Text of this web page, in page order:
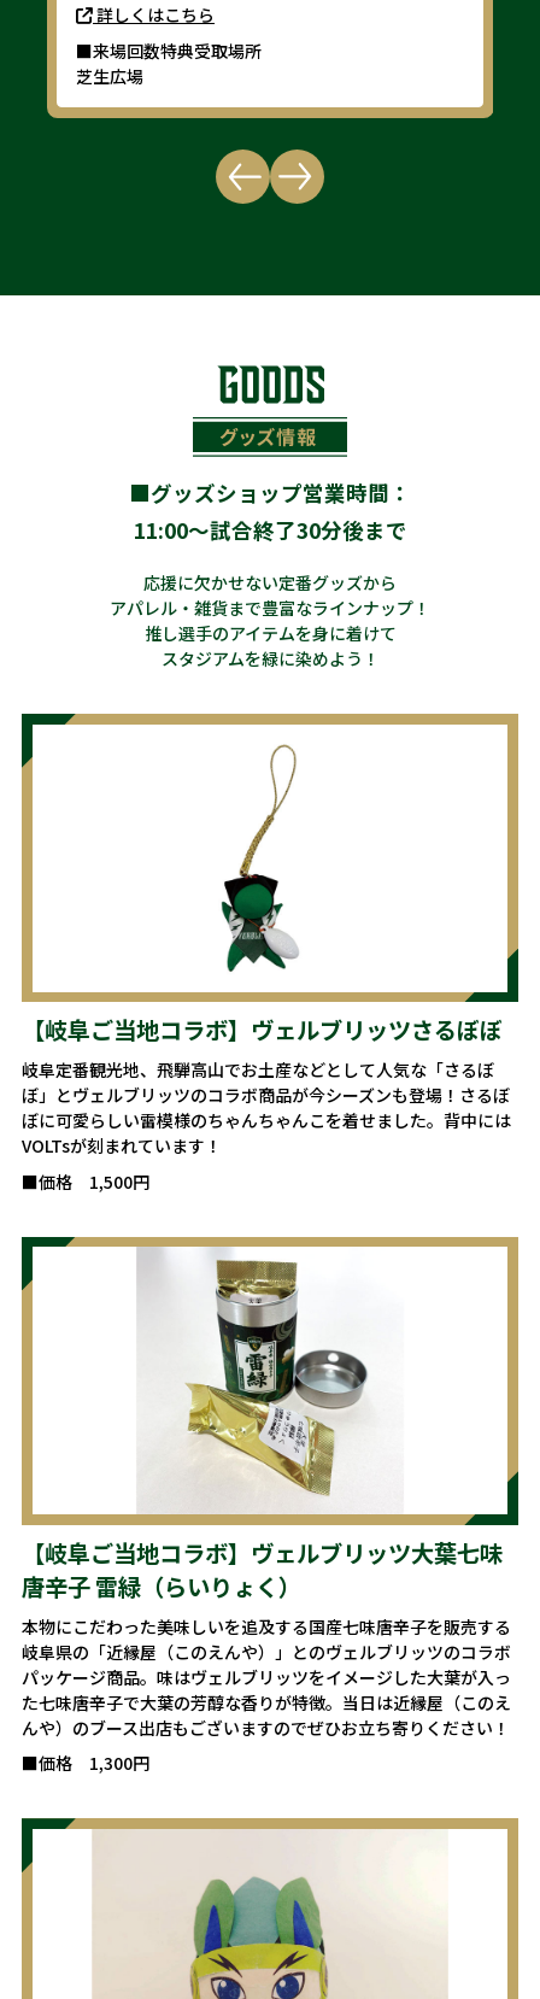
詳しくはこちら
■来場回数特典受取場所
芝生広場
■グッズショップ営業時間：
11:00～試合終了30分後まで
応援に欠かせない定番グッズから
アパレル・雑貨まで豊富なラインナップ！
推し選手のアイテムを身に着けて
スタジアムを緑に染めよう！
【岐阜ご当地コラボ】ヴェルブリッツさるぼぼ
岐阜定番観光地、飛騨高山でお土産などとして人気な「さるぼ
ぼ」とヴェルブリッツのコラボ商品が今シーズンも登場！さるぼ
ぼに可愛らしい雷模様のちゃんちゃんこを着せました。背中には
VOLTsが刻まれています！
■価格 1,500円
【岐阜ご当地コラボ】ヴェルブリッツ大葉七味
唐辛子 雷緑（らいりょく）
本物にこだわった美味しいを追及する国産七味唐辛子を販売する
岐阜県の「近縁屋（このえんや）」とのヴェルブリッツのコラボ
パッケージ商品。味はヴェルブリッツをイメージした大葉が入っ
た七味唐辛子で大葉の芳醇な香りが特徴。当日は近縁屋（このえ
んや）のブース出店もございますのでぜひお立ち寄りください！
■価格 1,300円